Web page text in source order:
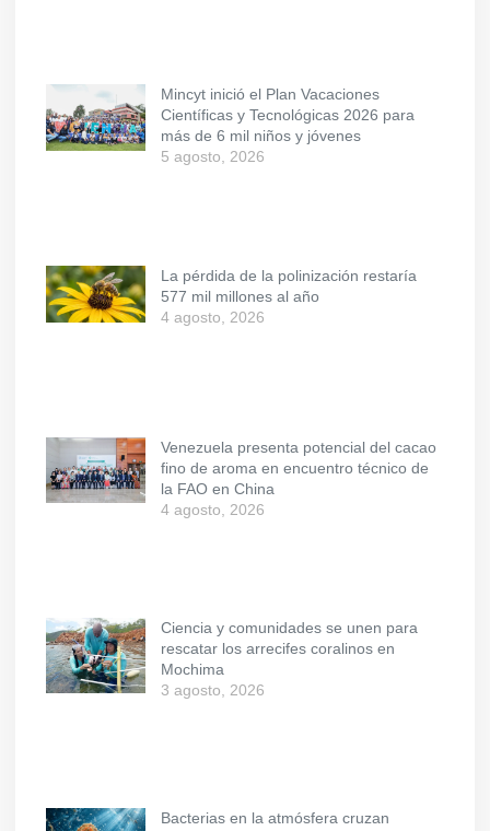
Mincyt inició el Plan Vacaciones
Científicas y Tecnológicas 2026 para
más de 6 mil niños y jóvenes
5 agosto, 2026
La pérdida de la polinización restaría
577 mil millones al año
4 agosto, 2026
Venezuela presenta potencial del cacao
fino de aroma en encuentro técnico de
la FAO en China
4 agosto, 2026
Ciencia y comunidades se unen para
rescatar los arrecifes coralinos en
Mochima
3 agosto, 2026
Bacterias en la atmósfera cruzan